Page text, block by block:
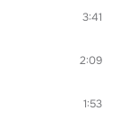
3:41
2:09
1:53